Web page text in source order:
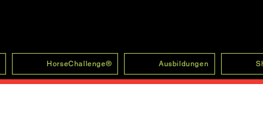
HorseChallenge® Ausbildungen